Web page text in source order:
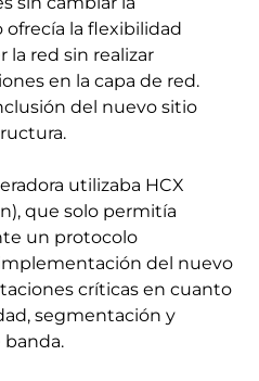
ofrecía la flexibilidad
la red sin realizar
en la capa de red.
del nuevo sitio
utilizaba HCX
que solo permitía
un protocolo
del nuevo
críticas en cuanto
segmentación y
banda.